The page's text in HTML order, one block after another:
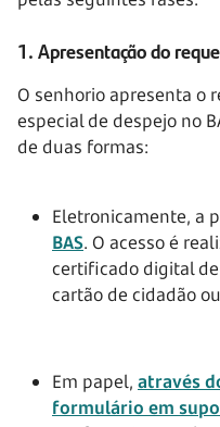
1. Apresentação do
O senhorio apresenta o
especial de despejo no
de duas formas:
Eletronicamente, a
BAS. O acesso é
certificado digital
cartão de cidadão
Em papel, através
formulário em